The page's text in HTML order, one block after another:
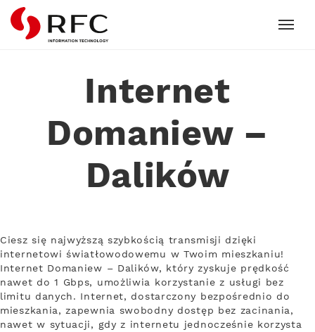
RFC
Internet
Domaniew –
Dalików
Ciesz się najwyższą szybkością transmisji dzięki
internetowi światłowodowemu w Twoim mieszkaniu!
Internet Domaniew – Dalików, który zyskuje prędkość
nawet do 1 Gbps, umożliwia korzystanie z usługi bez
limitu danych. Internet, dostarczony bezpośrednio do
mieszkania, zapewnia swobodny dostęp bez zacinania,
nawet w sytuacji, gdy z internetu jednocześnie korzysta